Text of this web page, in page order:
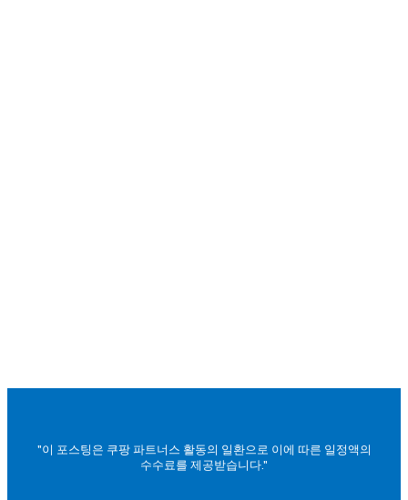
"이 포스팅은 쿠팡 파트너스 활동의 일환으로 이에 따른 일정액의
수수료를 제공받습니다."